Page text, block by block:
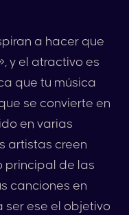
a hacer que
y el atractivo es
que tu música
se convierte en
en varias
artistas creen
principal de las
canciones en
ser ese el objetivo